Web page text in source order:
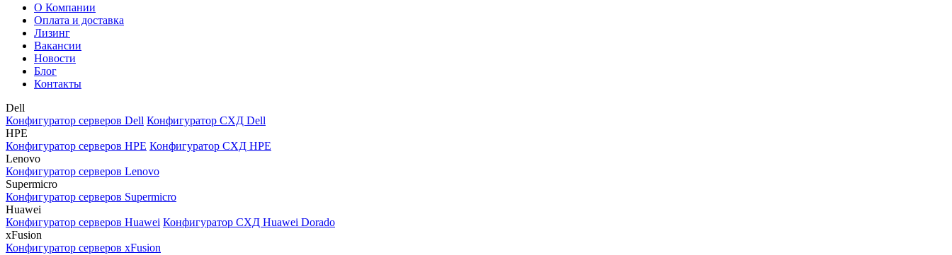
О Компании
Оплата и доставка
Лизинг
Вакансии
Новости
Блог
Контакты
Dell
Конфигуратор серверов Dell Конфигуратор СХД Dell
HPE
Конфигуратор серверов HPE Конфигуратор СХД HPE
Lenovo
Конфигуратор серверов Lenovo
Supermicro
Конфигуратор серверов Supermicro
Huawei
Конфигуратор серверов Huawei Конфигуратор СХД Huawei Dorado
xFusion
Конфигуратор серверов xFusion